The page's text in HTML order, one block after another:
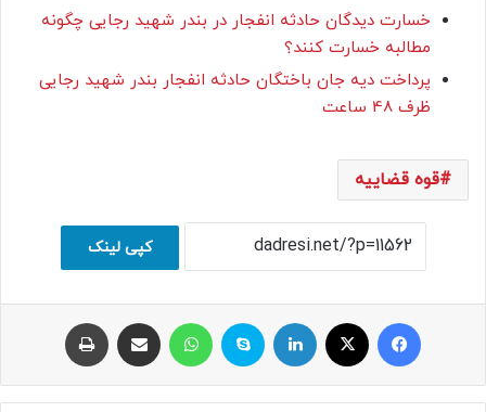
خسارت دیدگان حادثه انفجار در بندر شهید رجایی چگونه
مطالبه خسارت کنند؟
پرداخت دیه جان باختگان حادثه انفجار بندر شهید رجایی
ظرف 48 ساعت
قوه قضاییه
کپی لینک
فیسبوک ایکس لینکداین اسکایپ واتس آپ اشتراک با ایمیل